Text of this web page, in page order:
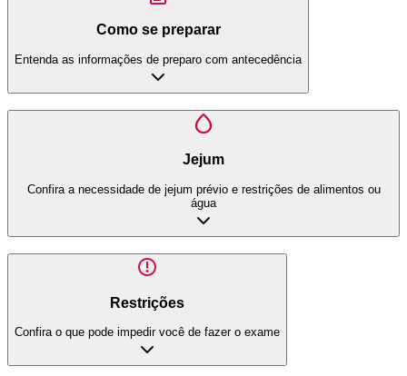
Como se preparar
Entenda as informações de preparo com antecedência
Jejum
Confira a necessidade de jejum prévio e restrições de alimentos ou
água
Restrições
Confira o que pode impedir você de fazer o exame